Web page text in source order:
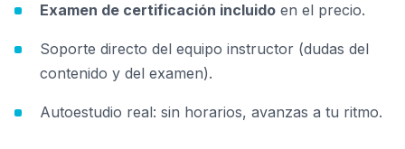
Examen de certificación incluido en el precio.
Soporte directo del equipo instructor (dudas del
contenido y del examen).
Autoestudio real: sin horarios, avanzas a tu ritmo.